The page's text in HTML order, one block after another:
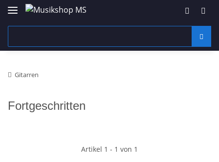
Gitarren
Fortgeschritten
Artikel 1 - 1 von 1